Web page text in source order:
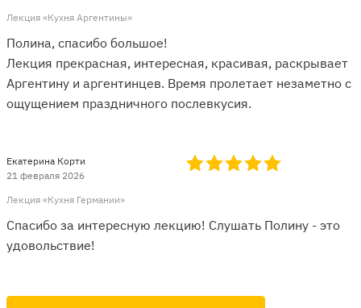
Лекция «Кухня Аргентины»
Полина, спасибо большое!
Лекция прекрасная, интересная, красивая, раскрывает
Аргентину и аргентинцев. Время пролетает незаметно с
ощущением праздничного послевкусия.
Лекция «Кухня Германии»
Екатерина Корти
21 февраля 2026
Спасибо за интересную лекцию! Слушать Полину - это
удовольствие!